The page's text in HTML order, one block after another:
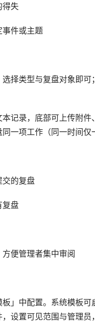
得失
事件或主题
择类型与复盘对象即
记录，底部可上传附
一项工作（同一时间仅
交的复盘
复盘
便管理者集中审阅
」中配置。系统模板
设置可见范围与管理员